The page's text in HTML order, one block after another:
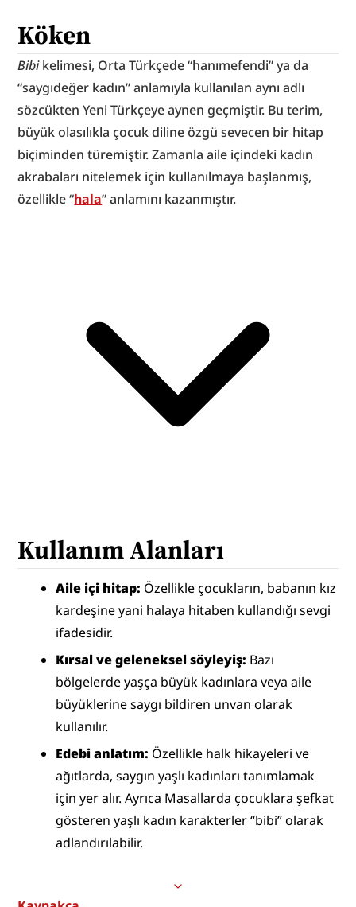
Köken
Bibi kelimesi, Orta Türkçede “hanımefendi” ya da
“saygıdeğer kadın” anlamıyla kullanılan aynı adlı
sözcükten Yeni Türkçeye aynen geçmiştir. Bu terim,
büyük olasılıkla çocuk diline özgü sevecen bir hitap
biçiminden türemiştir. Zamanla aile içindeki kadın
akrabaları nitelemek için kullanılmaya başlanmış,
özellikle “hala” anlamını kazanmıştır.
Kullanım Alanları
Aile içi hitap: Özellikle çocukların, babanın kız
kardeşine yani halaya hitaben kullandığı sevgi
ifadesidir.
Kırsal ve geleneksel söyleyiş: Bazı
bölgelerde yaşça büyük kadınlara veya aile
büyüklerine saygı bildiren unvan olarak
kullanılır.
Edebi anlatım: Özellikle halk hikayeleri ve
ağıtlarda, saygın yaşlı kadınları tanımlamak
için yer alır. Ayrıca Masallarda çocuklara şefkat
gösteren yaşlı kadın karakterler “bibi” olarak
adlandırılabilir.